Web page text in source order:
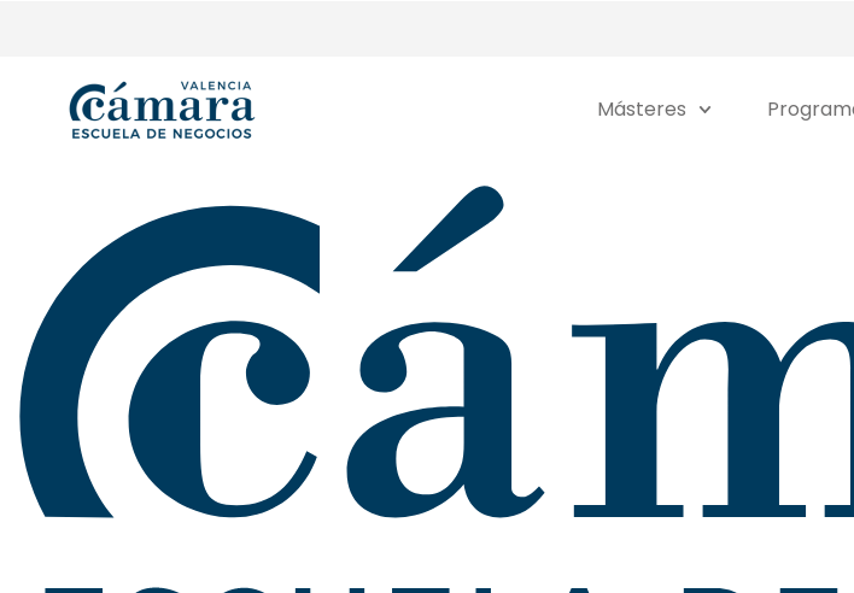
Másteres